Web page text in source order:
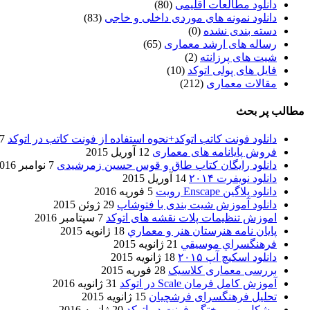
دانلود مطالعات اقلیمی (80)
دانلود نمونه های موردی داخلی و خاجی (83)
دسته بندی نشده (0)
رساله های ارشد معماری (65)
شیت های پرزانته (2)
فایل های پولی اتوکد (10)
مقالات معماری (212)
مطالب پر بحث
دانلود فونت کاتب اتوکد+نحوه استفاده از فونت کاتب در اتوکد 7 آگوست 2017
فروش پایانامه های معماری 12 آوریل 2015
دانلود رایگان کتاب طاق و قوس حسین زمرشیدی 7 نوامبر 2016
دانلود نویفرت ۲۰۱۴
14 آوریل 2015
دانلود پلاگین Enscape رویت
5 فوریه 2016
دانلود آموزش شیت بندی با فتوشاپ 29 ژوئن 2015
اموزش تنظیمات پلات نقشه های اتوکد 7 سپتامبر 2016
پایان نامه هنرستان هنر و معماري 18 ژانویه 2015
فرهنگسراي موسيقي 21 ژانویه 2015
دانلود اسکیچ آپ ۲۰۱۵
18 ژانویه 2015
بررسی معماری کلاسیک 28 فوریه 2015
آموزش کامل فرمان Scale در اتوکد
31 ژانویه 2016
تحلیل فرهنگسرای فرشچیان 15 ژانویه 2015